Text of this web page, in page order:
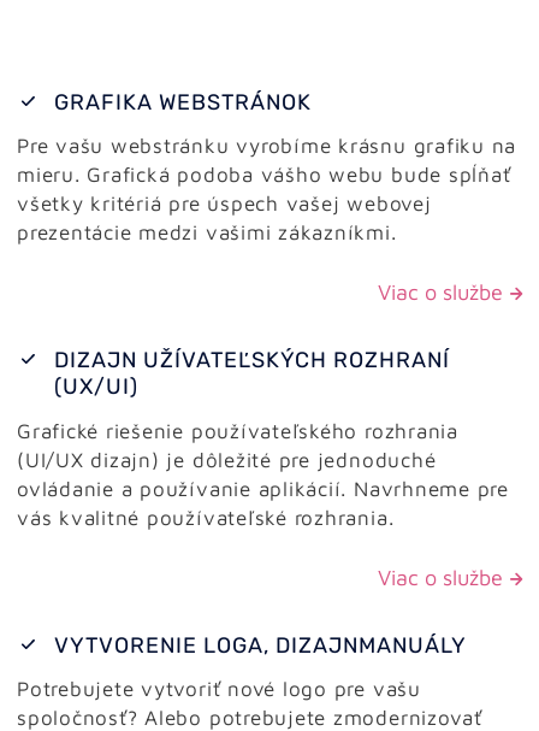
GRAFIKA WEBSTRÁNOK
Pre vašu webstránku vyrobíme krásnu grafiku na
mieru. Grafická podoba vášho webu bude spĺňať
všetky kritériá pre úspech vašej webovej
prezentácie medzi vašimi zákazníkmi.
Viac o službe
DIZAJN UŽÍVATEĽSKÝCH ROZHRANÍ
(UX/UI)
Grafické riešenie používateľského rozhrania
(UI/UX dizajn) je dôležité pre jednoduché
ovládanie a používanie aplikácií. Navrhneme pre
vás kvalitné používateľské rozhrania.
Viac o službe
VYTVORENIE LOGA, DIZAJNMANUÁLY
Potrebujete vytvoriť nové logo pre vašu
spoločnosť? Alebo potrebujete zmodernizovať